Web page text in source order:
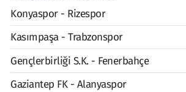
Konyaspor - Rizespor
Kasımpaşa - Trabzonspor
Gençlerbirliği S.K. - Fenerbahçe
Gaziantep FK - Alanyaspor